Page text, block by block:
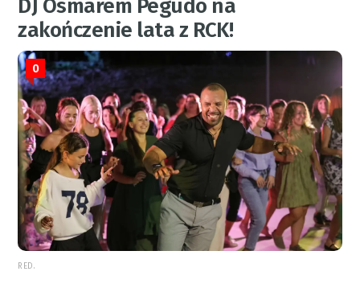
DJ Osmarem Pegudo na
zakończenie lata z RCK!
0
RED.